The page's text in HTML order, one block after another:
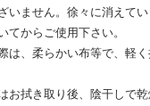
いません。徐々に消えて
てからご使用下さい。
は、柔らかい布等で、軽
お拭き取り後、陰干しで乾